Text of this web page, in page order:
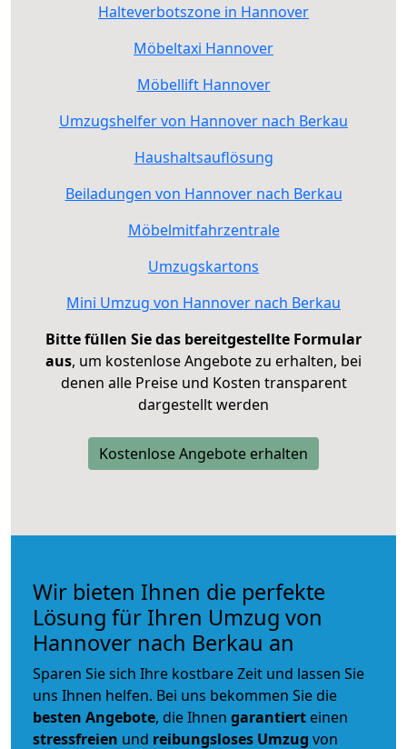
Halteverbotszone in Hannover
Möbeltaxi Hannover
Möbellift Hannover
Umzugshelfer von Hannover nach Berkau
Haushaltsauflösung
Beiladungen von Hannover nach Berkau
Möbelmitfahrzentrale
Umzugskartons
Mini Umzug von Hannover nach Berkau
Bitte füllen Sie das bereitgestellte Formular
aus, um kostenlose Angebote zu erhalten, bei
denen alle Preise und Kosten transparent
dargestellt werden
Kostenlose Angebote erhalten
Wir bieten Ihnen die perfekte
Lösung für Ihren Umzug von
Hannover nach Berkau an
Sparen Sie sich Ihre kostbare Zeit und lassen Sie
uns Ihnen helfen. Bei uns bekommen Sie die
besten Angebote, die Ihnen garantiert einen
stressfreien und reibungsloses Umzug von